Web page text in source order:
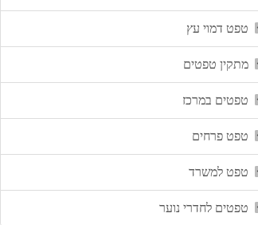
טפט דמוי עץ
מתקין טפטים
טפטים במרכז
טפט פרחים
טפט למשרד
טפטים לחדרי נוער